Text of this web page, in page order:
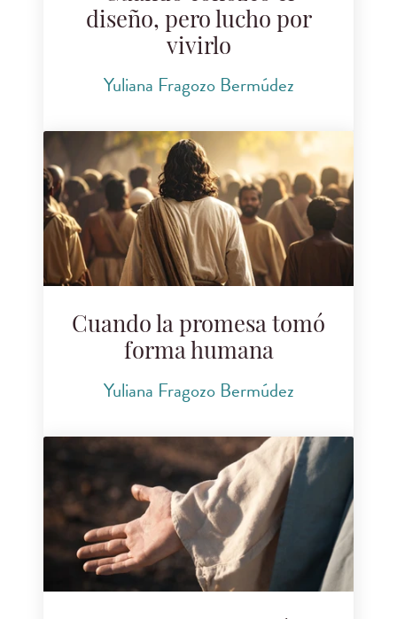
diseño, pero lucho por
vivirlo
Yuliana Fragozo Bermúdez
Cuando la promesa tomó
forma humana
Yuliana Fragozo Bermúdez